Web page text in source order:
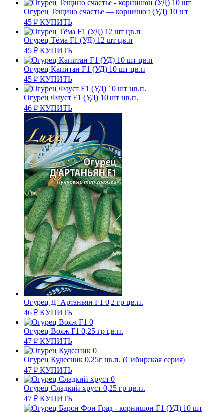
Огурец Тещино счастье — корнишон (УД) 10 шт
45 ₽ КУПИТЬ
Огурец Тёма F1 (УД) 12 шт цв.п
45 ₽ КУПИТЬ
Огурец Капитан F1 (УД) 10 шт цв.п
45 ₽ КУПИТЬ
Огурец Фауст F1 (УД) 10 шт цв.п.
46 ₽ КУПИТЬ
Огурец Д’ Артаньян F1 0,2 гр цв.п.
46 ₽ КУПИТЬ
Огурец Вояж F1 0,25 гр цв.п.
47 ₽ КУПИТЬ
Огурец Кудесник 0,25г цв.п. (Сибирская серия)
47 ₽ КУПИТЬ
Огурец Сладкий хруст 0,25 гр цв.п.
47 ₽ КУПИТЬ